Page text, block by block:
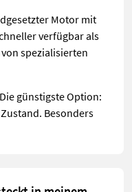
Motor mit
verfügbar als
spezialisierten
günstigste Option:
Besonders